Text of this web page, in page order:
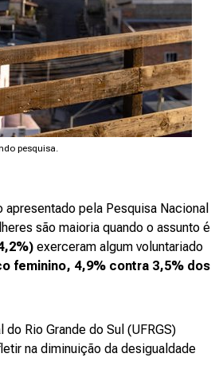
pesquisa.
pela Pesquisa Nacional
são maioria quando o assunto é
exerceram algum voluntariado
feminino, 4,9% contra 3,5% dos
Rio Grande do Sul (UFRGS)
na diminuição da desigualdade